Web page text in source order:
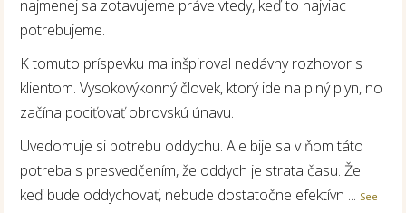
najmenej sa zotavujeme práve vtedy, keď to najviac
potrebujeme.
K tomuto príspevku ma inšpiroval nedávny rozhovor s
klientom. Vysokovýkonný človek, ktorý ide na plný plyn, no
začína pociťovať obrovskú únavu.
Uvedomuje si potrebu oddychu. Ale bije sa v ňom táto
potreba s presvedčením, že oddych je strata času. Že
keď bude oddychovať, nebude dostatočne efektívn ... See